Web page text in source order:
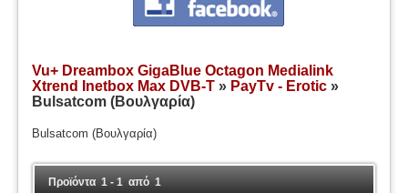
Vu+ Dreambox GigaBlue Octagon Medialink
Xtrend Inetbox Max DVB-T» PayTv - Erotic »
Bulsatcom (Βουλγαρία)
Bulsatcom (Βουλγαρία)
Προϊόντα 1 - 1 από 1